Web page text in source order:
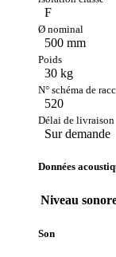
F
500 mm
30 kg
520
Sur demande
Données
Niveau
Son